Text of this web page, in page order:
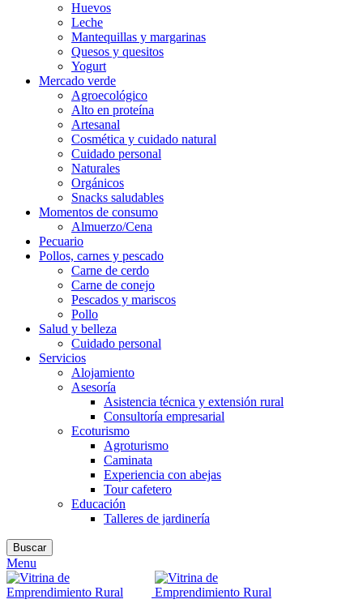
Huevos
Leche
Mantequillas y margarinas
Quesos y quesitos
Yogurt
Mercado verde
Agroecológico
Alto en proteína
Artesanal
Cosmética y cuidado natural
Cuidado personal
Naturales
Orgánicos
Snacks saludables
Momentos de consumo
Almuerzo/Cena
Pecuario
Pollos, carnes y pescado
Carne de cerdo
Carne de conejo
Pescados y mariscos
Pollo
Salud y belleza
Cuidado personal
Servicios
Alojamiento
Asesoría
Asistencia técnica y extensión rural
Consultoría empresarial
Ecoturismo
Agroturismo
Caminata
Experiencia con abejas
Tour cafetero
Educación
Talleres de jardinería
Buscar
Menu